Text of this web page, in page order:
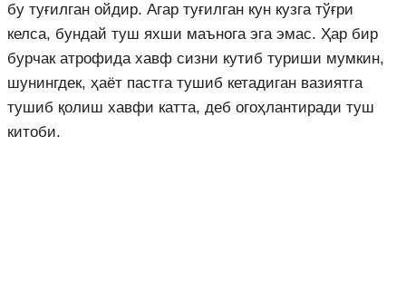
бу туғилган ойдир. Агар туғилган кун кузга тўғри
келса, бундай туш яхши маънога эга эмас. Ҳар бир
бурчак атрофида хавф сизни кутиб туриши мумкин,
шунингдек, ҳаёт пастга тушиб кетадиган вазиятга
тушиб қолиш хавфи катта, деб огоҳлантиради туш
китоби.